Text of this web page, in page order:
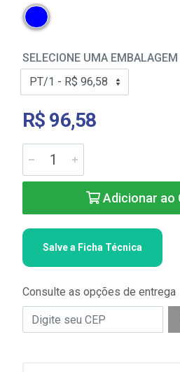
SELECIONE UMA EMBALAGEM
R$ 96,58
Adicionar ao
Salve a Ficha Técnica
Consulte as opções de entrega